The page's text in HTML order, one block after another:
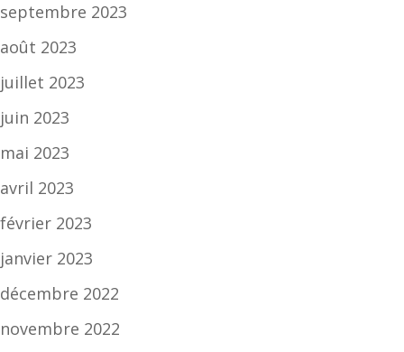
septembre 2023
août 2023
juillet 2023
juin 2023
mai 2023
avril 2023
février 2023
janvier 2023
décembre 2022
novembre 2022